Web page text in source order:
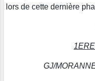
lors de cette dernière
GJ/